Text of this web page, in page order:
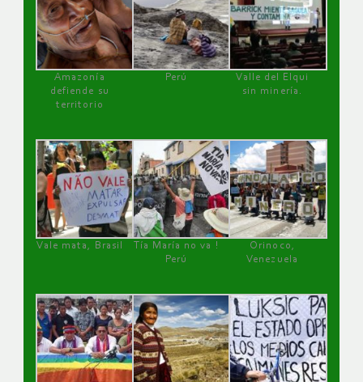
Amazonía
defiende su
territorio
Perú
Valle del Elqui
sin minería.
Vale mata, Brasil
Tía María no va !
Perú
Orinoco,
Venezuela